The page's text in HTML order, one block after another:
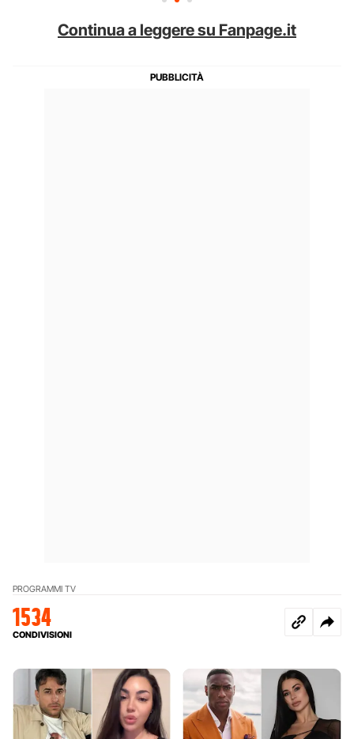
Continua a leggere su Fanpage.it
PROGRAMMI TV
1534
CONDIVISIONI